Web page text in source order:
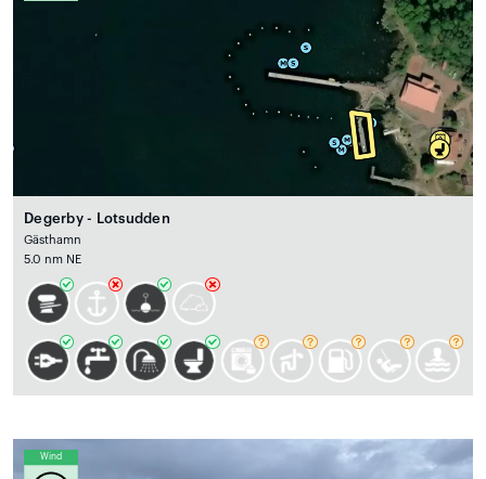
Degerby - Lotsudden
Gästhamn
5.0 nm NE
Wind